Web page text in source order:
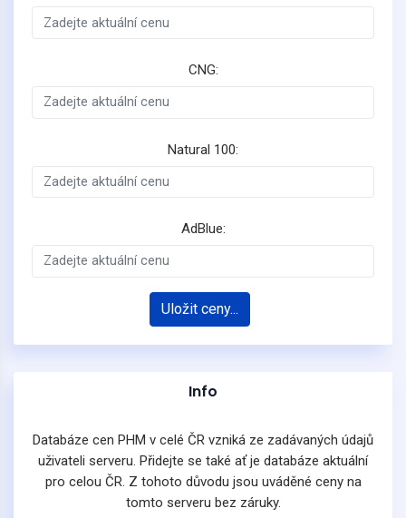
CNG:
Natural 100:
AdBlue:
Uložit ceny...
Info
Databáze cen PHM v celé ČR vzniká ze zadávaných údajů
uživateli serveru. Přidejte se také ať je databáze aktuální
pro celou ČR. Z tohoto důvodu jsou uváděné ceny na
tomto serveru bez záruky.